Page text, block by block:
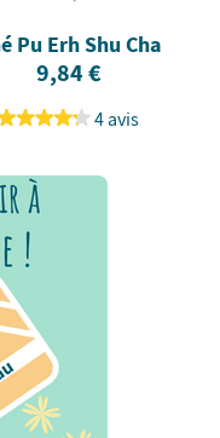
Pu Erh Shu Cha
9,84 €
4 avis